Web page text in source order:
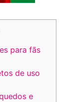
para fãs
de uso
e